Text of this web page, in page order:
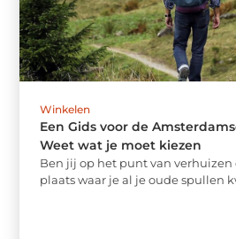
Winkelen
Een Gids voor de
Weet wat je moet kiezen
Ben jij op het punt van verhuizen
plaats waar je al je oude spullen